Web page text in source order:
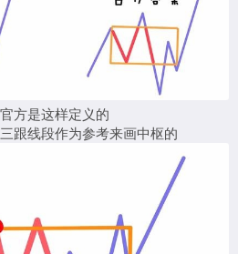
官方是这样定义的
跟线段作为参考来画中枢的